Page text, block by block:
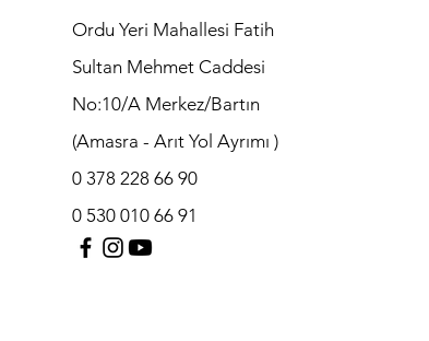
Ordu Yeri Mahallesi Fatih
Sultan Mehmet Caddesi
No:10/A Merkez/Bartın
(Amasra - Arıt Yol Ayrımı )
0 378 228 66 90
0 530 010 66 91